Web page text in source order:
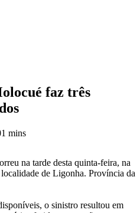
faz três
1 mins
na tarde desta quinta-feira, na
de Ligonha. Província da
o sinistro resultou em